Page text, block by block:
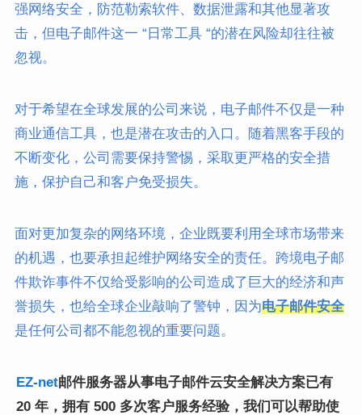
强网络安全，防范勒索软件、数据泄露和其他显著攻
击，但电子邮件这一 “日常工具 “的潜在风险却往往被
忽视。
对于希望在全球发展的公司来说，电子邮件不仅是一种
商业通信工具，也是潜在攻击的入口。随着黑客手段的
不断变化，公司需要保持警惕，采取更严格的安全措
施，保护自己和客户免受损失。
面对更加复杂的网络环境，企业既要利用全球市场带来
的机遇，也要承担起维护网络安全的责任。跨境电子邮
件欺诈事件不仅给受影响的公司造成了巨大的经济和声
誉损失，也给全球企业敲响了警钟，因为电子邮件安全
是任何公司都不能忽视的重要问题。
EZ-net邮件服务器从事电子邮件云安全解决方案已有
20 年，拥有 500 多次客户服务经验，我们可以帮助使